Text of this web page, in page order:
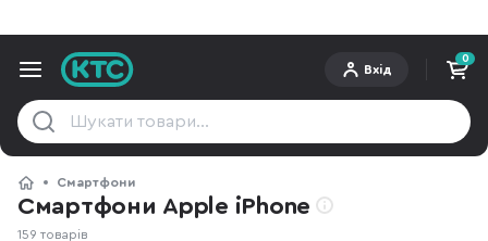
Вхід
0
Смартфони
Смартфони Apple iPhone
159 товарів